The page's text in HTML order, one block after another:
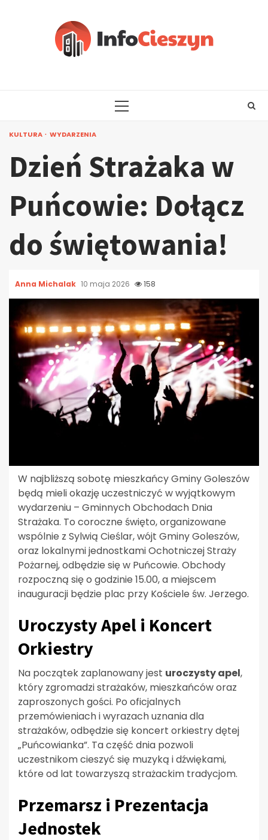
PRIMARY
KULTURA WYDARZENIA
Dzień Strażaka w
Puńcowie: Dołącz
do świętowania!
Anna Michalak 10 maja 2026 158
W najbliższą sobotę mieszkańcy Gminy Goleszów
będą mieli okazję uczestniczyć w wyjątkowym
wydarzeniu – Gminnych Obchodach Dnia
Strażaka. To coroczne święto, organizowane
wspólnie z Sylwią Cieślar, wójt Gminy Goleszów,
oraz lokalnymi jednostkami Ochotniczej Straży
Pożarnej, odbędzie się w Puńcowie. Obchody
rozpoczną się o godzinie 15.00, a miejscem
inauguracji będzie plac przy Kościele św. Jerzego.
Uroczysty Apel i Koncert
Orkiestry
Na początek zaplanowany jest uroczysty apel,
który zgromadzi strażaków, mieszkańców oraz
zaproszonych gości. Po oficjalnych
przemówieniach i wyrazach uznania dla
strażaków, odbędzie się koncert orkiestry dętej
„Puńcowianka”. Ta część dnia pozwoli
uczestnikom cieszyć się muzyką i dźwiękami,
które od lat towarzyszą strażackim tradycjom.
Przemarsz i Prezentacja
Jednostek